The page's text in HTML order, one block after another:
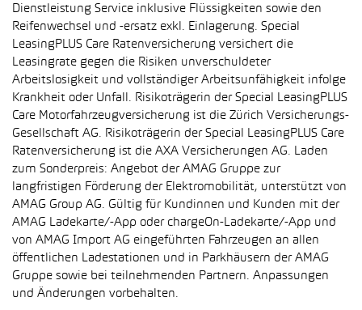
Dienstleistung Service inklusive Flüssigkeiten sowie den
Reifenwechsel und -ersatz exkl. Einlagerung. Special
LeasingPLUS Care Ratenversicherung versichert die
Leasingrate gegen die Risiken unverschuldeter
Arbeitslosigkeit und vollständiger Arbeitsunfähigkeit infolge
Krankheit oder Unfall. Risikoträgerin der Special LeasingPLUS
Care Motorfahrzeugversicherung ist die Zürich Versicherungs-
Gesellschaft AG. Risikoträgerin der Special LeasingPLUS Care
Ratenversicherung ist die AXA Versicherungen AG. Laden
zum Sonderpreis: Angebot der AMAG Gruppe zur
langfristigen Förderung der Elektromobilität, unterstützt von
AMAG Group AG. Gültig für Kundinnen und Kunden mit der
AMAG Ladekarte/-App oder chargeOn-Ladekarte/-App und
von AMAG Import AG eingeführten Fahrzeugen an allen
öffentlichen Ladestationen und in Parkhäusern der AMAG
Gruppe sowie bei teilnehmenden Partnern. Anpassungen
und Änderungen vorbehalten.